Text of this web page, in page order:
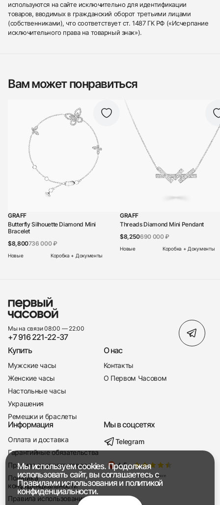
+7 916 221-22-37
Мы насвязи 08:00 — 19:00
используются на сайте исключительно для идентификации
товаров, вводимых в гражданский оборот третьими лицами
(собственниками), что соответствует ст. 1487 ГК РФ («Исчерпание
исключительного права на товарный знак»).
Вам может понравиться
GRAFF
Butterfly Silhouette Diamond Mini
Bracelet
$8,800736 000 ₽
Новые Коробка + Документы
GRAFF
Threads Diamond Mini Pendant
$8,250690 000 ₽
Новые Коробка + Документы
Мы на связи 08:00 — 22:00
+7 916 221-22-37
Купить
Мужские часы
Женские часы
Настольные часы
Украшения
Ремешки и браслеты
О нас
Контакты
О Первом Часовом
Информация
Оплата и доставка
Гарантийные обязательства
Правила возврата товара
Политика
конфиденциальности
Правила использования
Мы в соцсетях
Telegram
Мы используем cookies. Продолжая
использовать сайт, вы соглашаетесь с
Правилами использованияи политикой
конфиденциальности.